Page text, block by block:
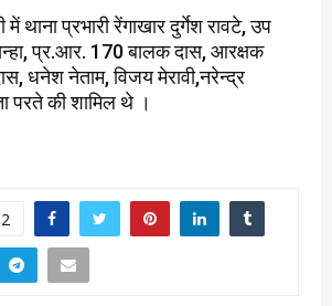
में थाना प्रभारी रेंगाखार दुर्गेश रावटे, उप
प्र.आर. 170 बालक दास, आरक्षक
धनेश नेताम, विजय मेरावी,नरेन्द्र
परते की शामिल थे ।
2